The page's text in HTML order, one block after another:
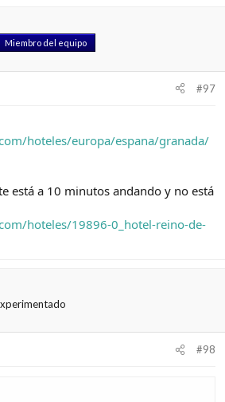
Miembro del equipo
#97
hoteles/europa/espana/granada/
está a 10 minutos andando y no está
hoteles/19896-0_hotel-reino-de-
#98